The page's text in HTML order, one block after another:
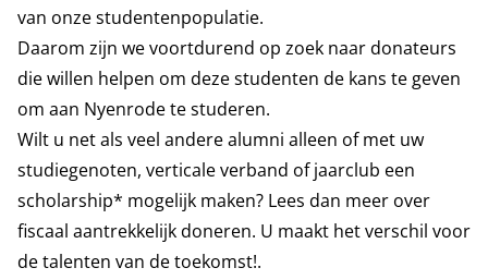
van onze studentenpopulatie.
Daarom zijn we voortdurend op zoek naar donateurs
die willen helpen om deze studenten de kans te geven
om aan Nyenrode te studeren.
Wilt u net als veel andere alumni alleen of met uw
studiegenoten, verticale verband of jaarclub een
scholarship* mogelijk maken? Lees dan meer over
fiscaal aantrekkelijk doneren. U maakt het verschil voor
de talenten van de toekomst!.